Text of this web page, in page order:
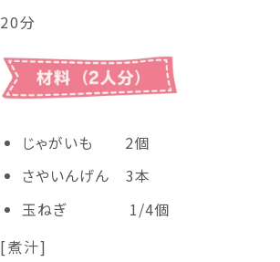
20分
じゃがいも 2個
さやいんげん 3本
玉ねぎ 1/4個
[煮汁]